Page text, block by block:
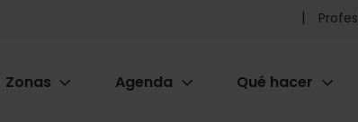
Zonas Agenda Qué hacer